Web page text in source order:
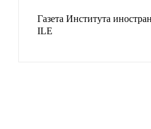
Газета Института
ILE